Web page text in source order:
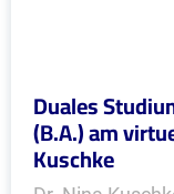
Duales
(B.A.) am
Kuschke